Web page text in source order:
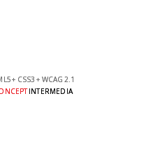
+ CSS3 + WCAG 2.1
INTERMEDIA